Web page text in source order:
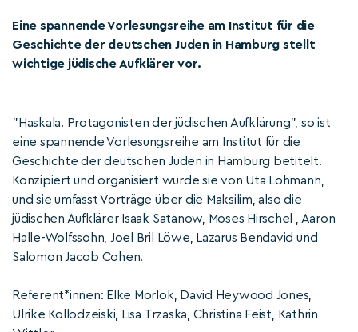
Eine spannende Vorlesungsreihe am Institut für die
Geschichte der deutschen Juden in Hamburg stellt
wichtige jüdische Aufklärer vor.
"Haskala. Protagonisten der jüdischen Aufklärung", so ist
eine spannende Vorlesungsreihe am Institut für die
Geschichte der deutschen Juden in Hamburg betitelt.
Konzipiert und organisiert wurde sie von Uta Lohmann,
und sie umfasst Vorträge über die Maksilim, also die
jüdischen Aufklärer Isaak Satanow, Moses Hirschel , Aaron
Halle-Wolfssohn, Joel Bril Löwe, Lazarus Bendavid und
Salomon Jacob Cohen.
Referent*innen: Elke Morlok, David Heywood Jones,
Ulrike Kollodzeiski, Lisa Trzaska, Christina Feist, Kathrin